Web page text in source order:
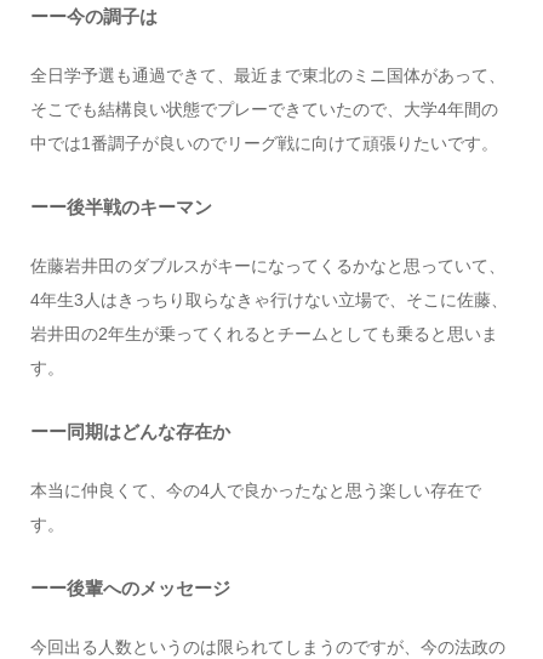
ーー今の調子は
全日学予選も通過できて、最近まで東北のミニ国体があって、
そこでも結構良い状態でプレーできていたので、大学4年間の
中では1番調子が良いのでリーグ戦に向けて頑張りたいです。
ーー後半戦のキーマン
佐藤岩井田のダブルスがキーになってくるかなと思っていて、
4年生3人はきっちり取らなきゃ行けない立場で、そこに佐藤、
岩井田の2年生が乗ってくれるとチームとしても乗ると思いま
す。
ーー同期はどんな存在か
本当に仲良くて、今の4人で良かったなと思う楽しい存在で
す。
ーー後輩へのメッセージ
今回出る人数というのは限られてしまうのですが、今の法政の